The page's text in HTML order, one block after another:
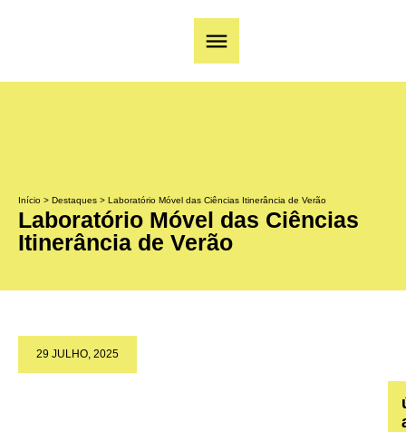
Início > Destaques > Laboratório Móvel das Ciências Itinerância de Verão
Laboratório Móvel das Ciências
Itinerância de Verão
29 JULHO, 2025